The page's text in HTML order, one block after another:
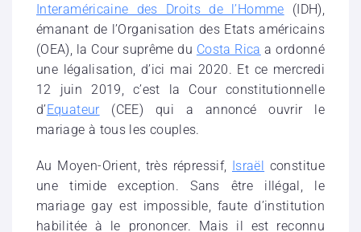
Interaméricaine des Droits de l’Homme (IDH),
émanant de l’Organisation des Etats américains
(OEA), la Cour suprême du Costa Rica a ordonné
une légalisation, d’ici mai 2020. Et ce mercredi
12 juin 2019, c’est la Cour constitutionnelle
d’Equateur(CEE) qui a annoncé ouvrir le
mariage à tous les couples.
Au Moyen-Orient, très répressif, Israël constitue
une timide exception. Sans être illégal, le
mariage gay est impossible, faute d’institution
habilitée à le prononcer. Mais il est reconnu